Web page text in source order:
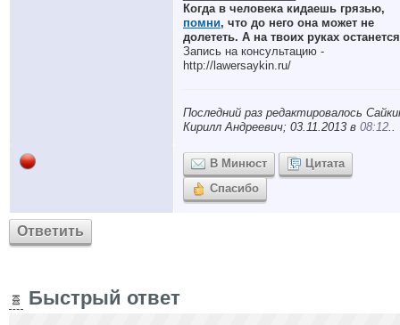
Когда в человека кидаешь грязью,
помни, что до него она может не
долететь. А на твоих руках
Запись на консультацию -
http://lawersaykin.ru/
Последний раз редактировалось
Кирилл Андреевич; 03.11.2013 в 08:12
В Минюст
Цитата
Спасибо
Ответить
Быстрый ответ